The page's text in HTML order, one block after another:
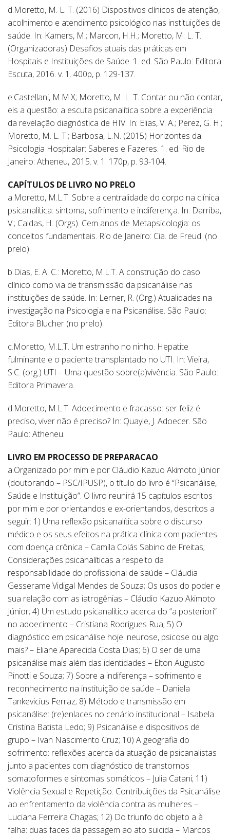
d.Moretto, M. L. T. (2016) Dispositivos clínicos de atenção,
acolhimento e atendimento psicológico nas instituições de
saúde. In: Kamers, M.; Marcon, H.H.; Moretto, M. L. T.
(Organizadoras) Desafios atuais das práticas em
Hospitais e Instituições de Saúde. 1. ed. São Paulo: Editora
Escuta, 2016. v. 1. 400p, p. 129-137.
e.Castellani, M.M.X; Moretto, M. L. T. Contar ou não contar,
eis a questão: a escuta psicanalítica sobre a experiência
da revelação diagnóstica de HIV. In: Elias, V. A.; Perez, G. H.;
Moretto, M. L. T.; Barbosa, L.N. (2015) Horizontes da
Psicologia Hospitalar: Saberes e Fazeres. 1. ed. Rio de
Janeiro: Atheneu, 2015. v. 1. 170p, p. 93-104.
CAPÍTULOS DE LIVRO NO PRELO
a.Moretto, M.L.T. Sobre a centralidade do corpo na clínica
psicanalítica: sintoma, sofrimento e indiferença. In: Darriba,
V.; Caldas, H. (Orgs). Cem anos de Metapsicologia: os
conceitos fundamentais. Rio de Janeiro: Cia. de Freud. (no
prelo)
b.Dias, E. A. C.: Moretto, M.L.T. A construção do caso
clínico como via de transmissão da psicanálise nas
instituições de saúde. In: Lerner, R. (Org.) Atualidades na
investigação na Psicologia e na Psicanálise. São Paulo:
Editora Blucher (no prelo).
c.Moretto, M.L.T. Um estranho no ninho. Hepatite
fulminante e o paciente transplantado no UTI. In: Vieira,
S.C. (org.) UTI – Uma questão sobre(a)vivência. São Paulo:
Editora Primavera.
d.Moretto, M.L.T. Adoecimento e fracasso: ser feliz é
preciso, viver não é preciso? In: Quayle, J. Adoecer. São
Paulo: Atheneu.
LIVRO EM PROCESSO DE PREPARACAO
a.Organizado por mim e por Cláudio Kazuo Akimoto Júnior
(doutorando – PSC/IPUSP), o título do livro é “Psicanálise,
Saúde e Instituição”. O livro reunirá 15 capítulos escritos
por mim e por orientandos e ex-orientandos, descritos a
seguir: 1) Uma reflexão psicanalítica sobre o discurso
médico e os seus efeitos na prática clínica com pacientes
com doença crônica – Camila Colás Sabino de Freitas;
Considerações psicanalíticas a respeito da
responsabilidade do profissional de saúde – Cláudia
Gesserame Vidigal Mendes de Souza; Os usos do poder e
sua relação com as iatrogênias – Cláudio Kazuo Akimoto
Júnior; 4) Um estudo psicanalítico acerca do “a posteriori”
no adoecimento – Cristiana Rodrigues Rua; 5) O
diagnóstico em psicanálise hoje: neurose, psicose ou algo
mais? – Eliane Aparecida Costa Dias; 6) O ser de uma
psicanálise mais além das identidades – Elton Augusto
Pinotti e Souza; 7) Sobre a indiferença – sofrimento e
reconhecimento na instituição de saúde – Daniela
Tankevicius Ferraz; 8) Método e transmissão em
psicanálise: (re)enlaces no cenário institucional – Isabela
Cristina Batista Ledo; 9) Psicanálise e dispositivos de
grupo – Ivan Nascimento Cruz; 10) A geografia do
sofrimento: reflexões acerca da atuação de psicanalistas
junto a pacientes com diagnóstico de transtornos
somatoformes e sintomas somáticos – Julia Catani; 11)
Violência Sexual e Repetição: Contribuições da Psicanálise
ao enfrentamento da violência contra as mulheres –
Luciana Ferreira Chagas; 12) Do triunfo do objeto a à
falha: duas faces da passagem ao ato suicida – Marcos